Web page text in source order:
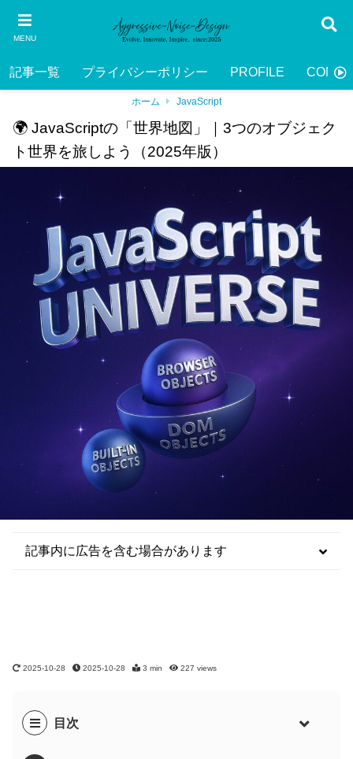
MENU
記事一覧 プライバシーポリシー PROFILE
ホーム JavaScript
🌍 JavaScriptの「世界地図」｜3つのオブジェク
ト世界を旅しよう（2025年版）
2025-10-28 2025-10-28 3 min 227 views
記事内に広告を含む場合があります
目次